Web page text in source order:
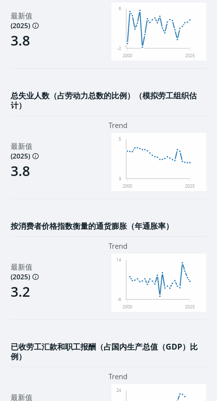
最新值
(2025)
3.8
2000 2025
-2
6
总失业人数（占劳动力总数的比例）（模拟劳工组织估
计）
最新值
(2025)
3.8
Trend
2000 2025
3
5
按消费者价格指数衡量的通货膨胀（年通胀率）
最新值
(2025)
3.2
Trend
2000 2025
-6
14
已收劳工汇款和职工报酬（占国内生产总值（GDP）比
例）
最新值
Trend
24